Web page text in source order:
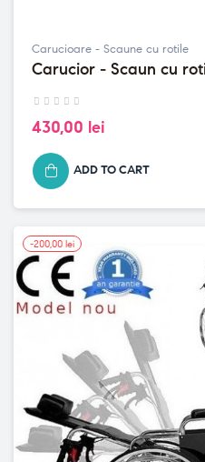
Carucioare - Scaune cu rotile
Carucior - Scaun cu
430,00 lei
ADD TO CART
-200,00 lei